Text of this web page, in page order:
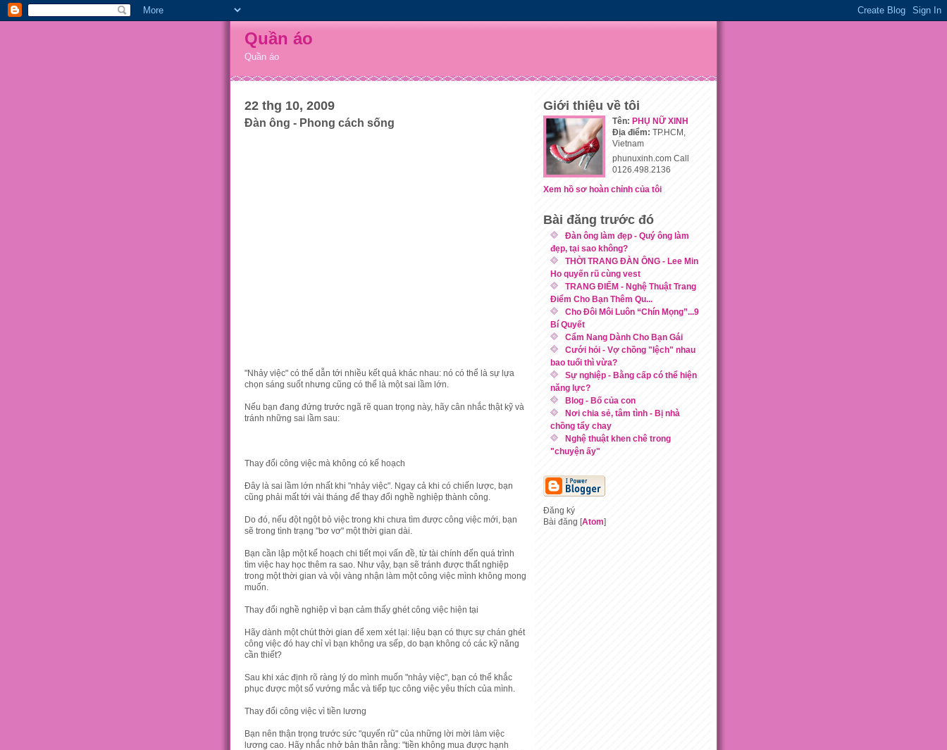
Quần áo
Quần áo
22 thg 10, 2009
Đàn ông - Phong cách sống
"Nhảy việc" có thể dẫn tới nhiều kết quả khác nhau: nó có thể là sự lựa
chọn sáng suốt nhưng cũng có thể là một sai lầm lớn.
Nếu bạn đang đứng trước ngã rẽ quan trọng này, hãy cân nhắc thật kỹ và
tránh những sai lầm sau:
Thay đổi công việc mà không có kế hoạch
Đây là sai lầm lớn nhất khi "nhảy việc". Ngay cả khi có chiến lược, bạn
cũng phải mất tới vài tháng để thay đổi nghề nghiệp thành công.
Do đó, nếu đột ngột bỏ việc trong khi chưa tìm được công việc mới, bạn
sẽ trong tình trạng "bơ vơ" một thời gian dài.
Bạn cần lập một kế hoạch chi tiết mọi vấn đề, từ tài chính đến quá trình
tìm việc hay học thêm ra sao. Như vậy, bạn sẽ tránh được thất nghiệp
trong một thời gian và vội vàng nhận làm một công việc mình không mong
muốn.
Thay đổi nghề nghiệp vì bạn cảm thấy ghét công việc hiện tại
Hãy dành một chút thời gian để xem xét lại: liệu bạn có thực sự chán ghét
công việc đó hay chỉ vì bạn không ưa sếp, do bạn không có các kỹ năng
cần thiết?
Sau khi xác định rõ ràng lý do mình muốn "nhảy việc", bạn có thể khắc
phục được một số vướng mắc và tiếp tục công việc yêu thích của mình.
Thay đổi công việc vì tiền lương
Bạn nên thận trọng trước sức "quyến rũ" của những lời mời làm việc
lương cao. Hãy nhắc nhở bản thân rằng: "tiền không mua được hạnh
Giới thiệu về tôi
Tên: PHỤ NỮ XINH
Địa điểm: TP.HCM,
Vietnam
phunuxinh.com Call
0126.498.2136
Xem hồ sơ hoàn chỉnh của tôi
Bài đăng trước đó
Đàn ông làm đẹp - Quý ông làm
đẹp, tại sao không?
THỜI TRANG ĐÀN ÔNG - Lee Min
Ho quyến rũ cùng vest
TRANG ĐIỂM - Nghệ Thuật Trang
Điểm Cho Bạn Thêm Qu...
Cho Đôi Môi Luôn “Chín Mọng”...9
Bí Quyết
Cẩm Nang Dành Cho Bạn Gái
Cưới hỏi - Vợ chồng "lệch" nhau
bao tuổi thì vừa?
Sự nghiệp - Bằng cấp có thể hiện
năng lực?
Blog - Bố của con
Nơi chia sẻ, tâm tình - Bị nhà
chồng tẩy chay
Nghệ thuật khen chê trong
"chuyện ấy"
Đăng ký
Bài đăng [Atom]